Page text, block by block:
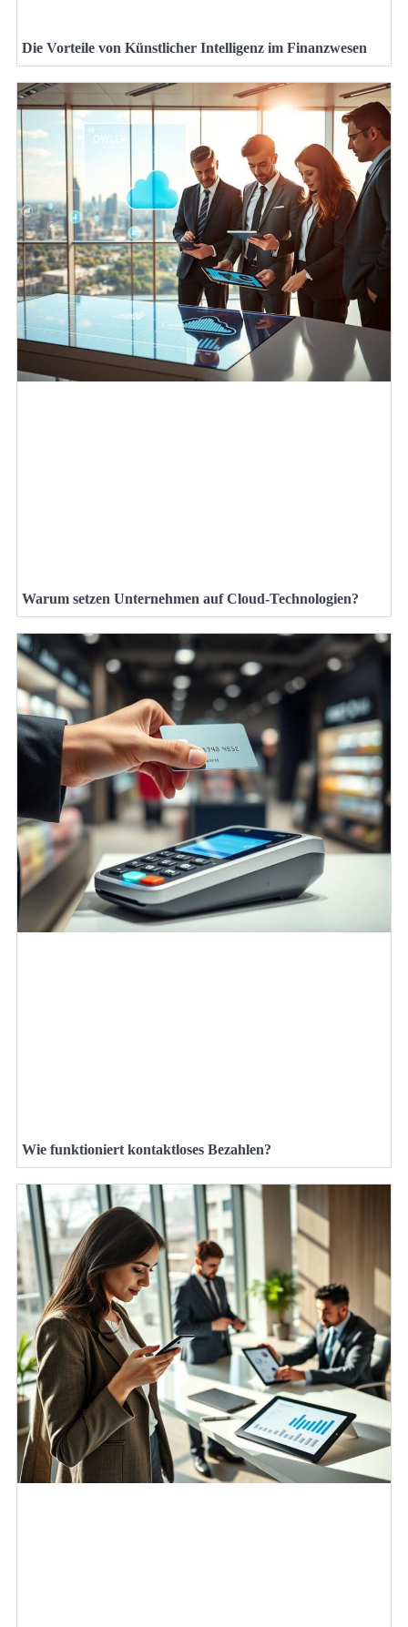
Die Vorteile von Künstlicher Intelligenz im Finanzwesen
Warum setzen Unternehmen auf Cloud-Technologien?
Wie funktioniert kontaktloses Bezahlen?